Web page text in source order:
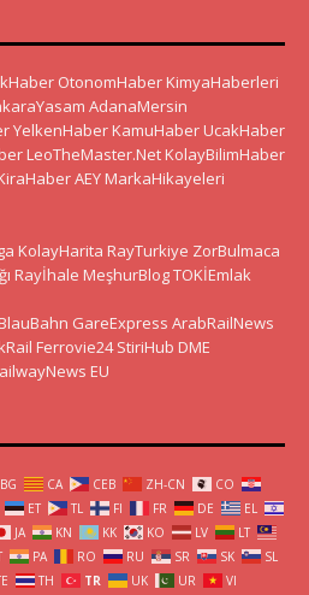
OtonomHaber KimyaHaberleri
AdanaMersin
YelkenHaber KamuHaber UcakHaber
LeoTheMaster.Net KolayBilimHaber
AEY MarkaHikayeleri
KolayHarita RayTurkiye ZorBulmaca
Rayİhale MeşhurBlogTOKİEmlak
BlauBahn GareExpress ArabRailNews
Ferrovie24 StiriHub DME
EU
BG CA CEB ZH-CN
CO
ET TL FI FR DE
EL
JA KN KK KO LV
LT
PA RO RU SR SK
SL
TH TR UK UR VI